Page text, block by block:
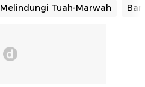
Melindungi Tuah-Marwah